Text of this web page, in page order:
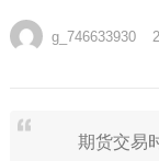
g_746633930
期货交易时